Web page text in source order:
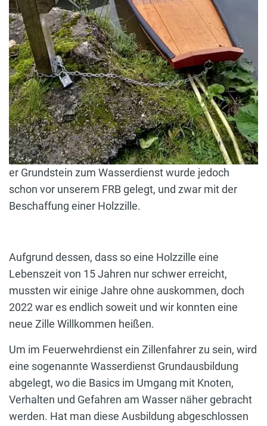
er Grundstein zum Wasserdienst wurde jedoch
schon vor unserem FRB gelegt, und zwar mit der
Beschaffung einer Holzzille.
Aufgrund dessen, dass so eine Holzzille eine
Lebenszeit von 15 Jahren nur schwer erreicht,
mussten wir einige Jahre ohne auskommen, doch
2022 war es endlich soweit und wir konnten eine
neue Zille Willkommen heißen.
Um im Feuerwehrdienst ein Zillenfahrer zu sein, wird
eine sogenannte Wasserdienst Grundausbildung
abgelegt, wo die Basics im Umgang mit Knoten,
Verhalten und Gefahren am Wasser näher gebracht
werden. Hat man diese Ausbildung abgeschlossen